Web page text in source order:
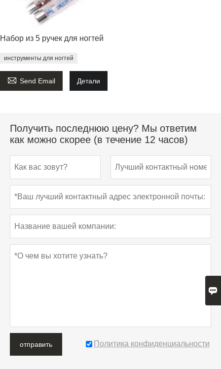
Набор из 5 ручек для ногтей
инструменты для ногтей
 Send Email Детали
Получить последнюю цену? Мы ответим
как можно скорее (в течение 12 часов)
отправить Политика конфиденциальности
